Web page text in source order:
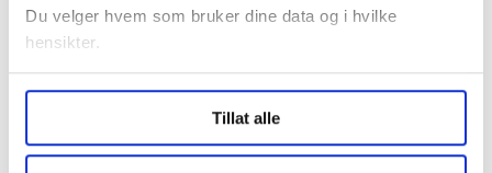
Du velger hvem som bruker dine data og i hvilke
hensikter.
Undermer infokan du lese om hvordan dine personlige
data behandles og hvordan du kan velge hvordan de skal
brukes. Du kan hele tiden endre eller trekke tilbake ditt
Tillat alle
Det burde være plass til et SV som tar opp kampen
mot et Ap som går mot høyre i stadig flere saker.
Ønsker du å si din mening?
Her finner du informasjon om debattinnlegg og